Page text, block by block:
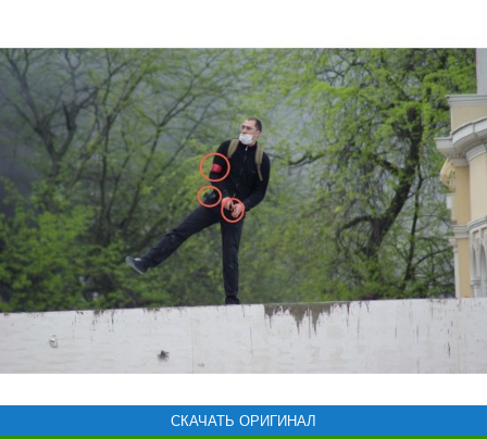
СКАЧАТЬ ОРИГИНАЛ